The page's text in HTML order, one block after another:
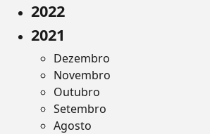
2022
2021
Dezembro
Novembro
Outubro
Setembro
Agosto